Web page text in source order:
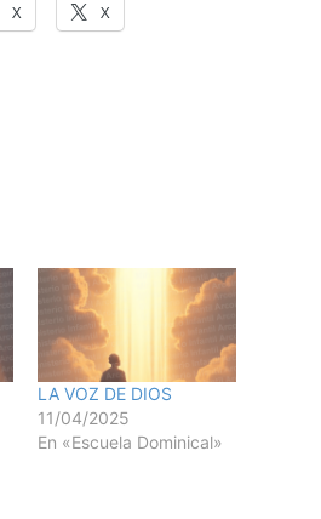
X X
LA VOZ DE DIOS
11/04/2025
En «Escuela Dominical»